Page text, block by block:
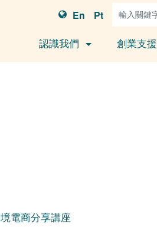
En Pt
認識我們 創業支援
電商分享講座